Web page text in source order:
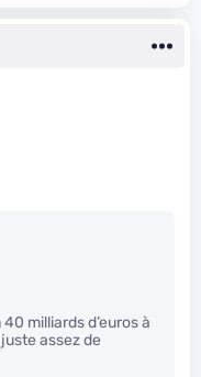
milliards d’euros à
assez de